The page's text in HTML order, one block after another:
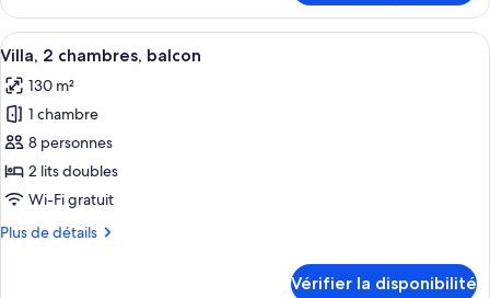
très
grand
lit
et
canapé-
lit,
balcon
Chambre,
très
lit
et
canapé-
lit,
balcon
Afficher
toutes
les
photos
pour
ce
type
chambre :
Une chambre d’hôtel moderne dotée
10
Villa, 2 chambres, balcon
130 m²
1 chambre
8 personnes
2 lits doubles
Wi-Fi gratuit
Plus de détails
Plus
Vérifier la disponibilité